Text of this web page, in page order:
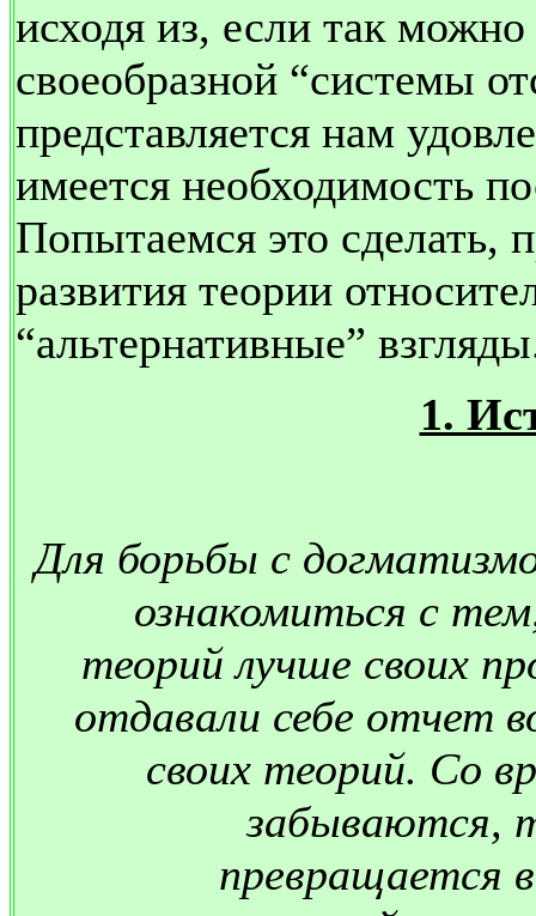
исходя из, если так
своеобразной “системы
представляется нам
имеется необходимость
Попытаемся это сделать,
развития теории
“альтернативные”
1.
Для борьбы с
ознакомиться с
теорий лучше своих
отдавали себе отчет
своих теорий. Со
забываются,
превращается